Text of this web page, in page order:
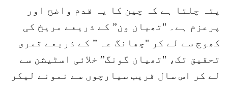
پتہ چلتا ہے کہ چین کا یہ قدم واضح اور
پرعزم ہے۔ "تھیان ون” کے ذریعے مریخ کی
کھوج سے لے کر "چھانگ عہ ” کے ذریعے قمری
تحقیق تک، "تھیان گونگ” خلائی اسٹیشن سے
لے کر اس سال قریب سیارچوں سے نمونے لیکر